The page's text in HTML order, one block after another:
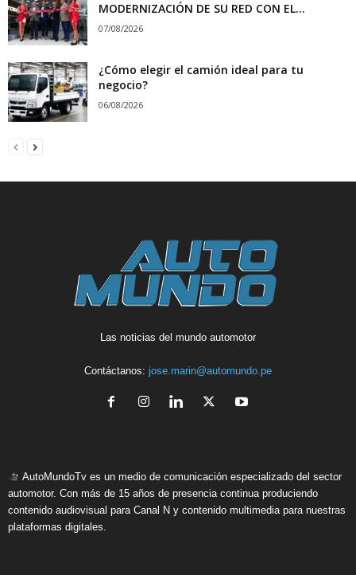
MODERNIZACIÓN DE SU RED CON EL...
07/08/2026
¿Cómo elegir el camión ideal para tu
negocio?
06/08/2026
Las noticias del mundo automotor
Contáctanos: jose.marin@automundo.pe
AutoMundoTv es un medio de comunicación especializado del sector
automotor. Con más de 15 años de presencia continua produciendo
contenido audiovisual para Canal N y contenido multimedia para nuestras
plataformas digitales.